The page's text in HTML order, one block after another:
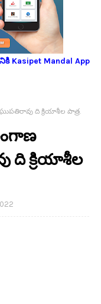
Kasipet Mandal App
ది క్రియాశీల పాత్ర.
ది క్రియాశీల